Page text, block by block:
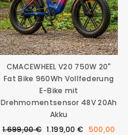
CMACEWHEEL V20 750W 20"
Fat Bike 960Wh Vollfederung
E-Bike mit
Drehmomentsensor 48V 20Ah
Akku
Normaler
1.699,00 € Sonderpreis
1.199,00 € 500,00